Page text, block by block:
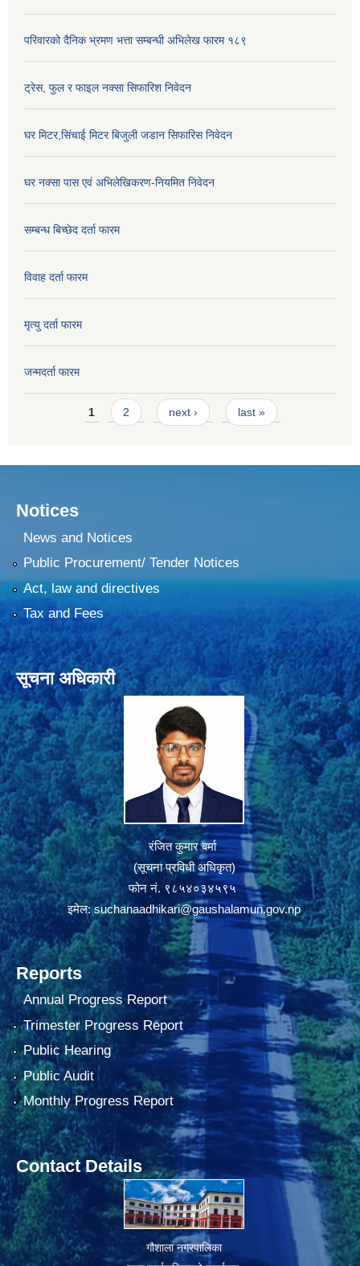
परिवारको दैनिक भ्रमण भत्ता सम्बन्धी अभिलेख फारम १८९
ट्रेस, फुल र फाइल नक्सा सिफारिश निवेदन
घर मिटर,सिंचाई मिटर बिजुली जडान सिफारिस निवेदन
घर नक्सा पास एवं अभिलेखिकरण-नियमित निवेदन
सम्बन्ध बिच्छेद दर्ता फारम
विवाह दर्ता फारम
मृत्यु दर्ता फारम
जन्मदर्ता फारम
Pages1 2 next › last »
Notices
News and Notices
Public Procurement/ Tender Notices
Act, law and directives
Tax and Fees
सूचना अधिकारी
रंजित कुमार बर्मा
(सूचना प्रविधी अधिकृत)
फोन नं. ९८५४०३४५९५
इमेल:suchanaadhikari@gaushalamun.gov.np
Reports
Annual Progress Report
Trimester Progress Report
Public Hearing
Public Audit
Monthly Progress Report
Contact Details
गौशाला नगरपालिका